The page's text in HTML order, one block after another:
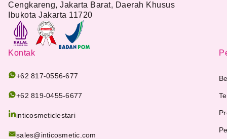
Cengkareng, Jakarta Barat, Daerah Khusus
Ibukota Jakarta 11720
Kontak
+62 817-0556-677
+62 819-0455-6677
inticosmeticlestari
sales@inticosmetic.com